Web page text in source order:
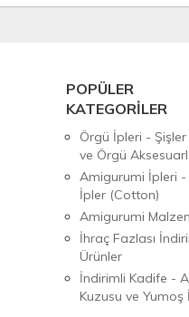
POPÜLER
KATEGORİLER
Örgü İpleri - Şişler
ve Örgü
Amigurumi İpleri -
İpler (Cotton)
Amigurumi
İhraç Fazlası
Ürünler
İndirimli Kadife -
Kuzusu ve Yumoş